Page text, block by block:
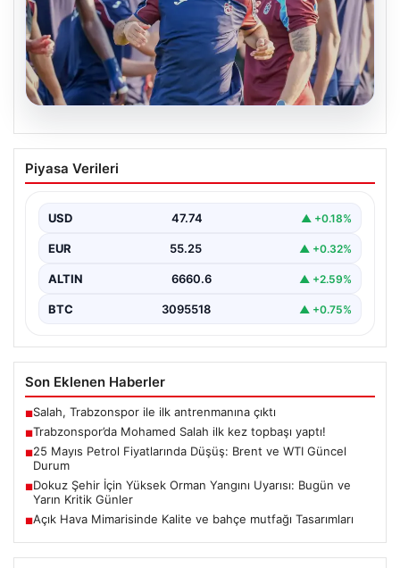
06.08.2026
Trabzonspor’da Mohamed Salah ilk kez
topbaşı yaptı!
Çalışmasına Katıldı", "content": "Trabzonspor, yeni
sezon…
Piyasa Verileri
USD 47.74 ▲ +0.18%
EUR 55.25 ▲ +0.32%
ALTIN 6660.6 ▲ +2.59%
BTC 3095518 ▲ +0.75%
Son Eklenen Haberler
■Salah, Trabzonspor ile ilk antrenmanına çıktı
■Trabzonspor’da Mohamed Salah ilk kez topbaşı yaptı!
■25 Mayıs Petrol Fiyatlarında Düşüş: Brent ve WTI Güncel
Durum
■Dokuz Şehir İçin Yüksek Orman Yangını Uyarısı: Bugün ve
Yarın Kritik Günler
■Açık Hava Mimarisinde Kalite ve bahçe mutfağı Tasarımları